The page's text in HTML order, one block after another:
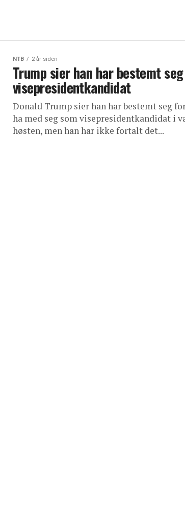
NTB 2 år siden
Trump sier han har bestemt
visepresidentkandidat
Donald Trump sier han har bestemt seg
ha med seg som visepresidentkandidat i
høsten, men han har ikke fortalt det...